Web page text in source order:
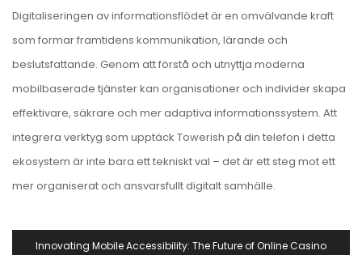
Digitaliseringen av informationsflödet är en omvälvande kraft
som formar framtidens kommunikation, lärande och
beslutsfattande. Genom att förstå och utnyttja moderna
mobilbaserade tjänster kan organisationer och individer skapa
effektivare, säkrare och mer adaptiva informationssystem. Att
integrera verktyg som upptäck Towerish på din telefon i detta
ekosystem är inte bara ett tekniskt val – det är ett steg mot ett
mer organiserat och ansvarsfullt digitalt samhälle.
Navegación
Innovating Mobile Accessibility: The Future of Online Casino